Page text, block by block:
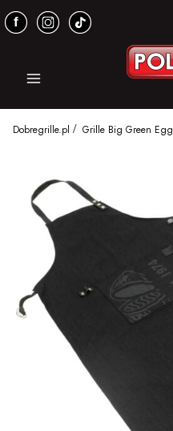
Menu
Dobregrille.pl Grille Big Green Egg